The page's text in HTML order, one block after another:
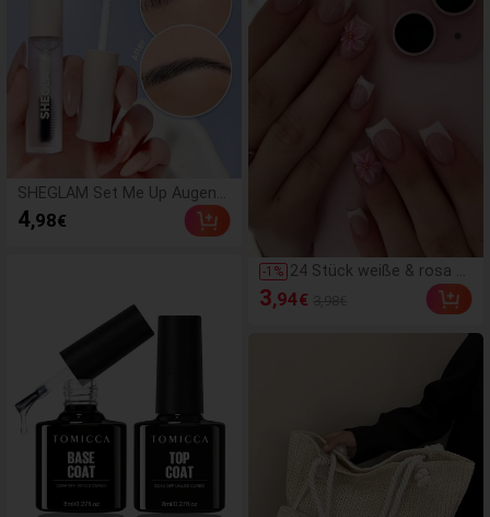
SHEGLAM Set Me Up Augenbr
auengel Marken-SchöNheit K
osmetik Make-Up FüR Frauen
4,98€
-1 % 24 Stück weiße & rosa 3
D Blütenblatt quadratisc
he/runde Acryl Kunstnäg
mit 1 Stück Gel Nagellac
k & 1 Stück Nagelfeile, ge
eignet für Frauen für den
Alltag, Dates, Partys
3,94€